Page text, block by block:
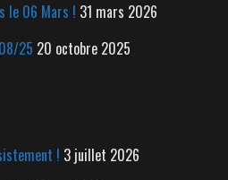
le 06 Mars ! 31 mars 2026
25 20 octobre 2025
! 3 juillet 2026